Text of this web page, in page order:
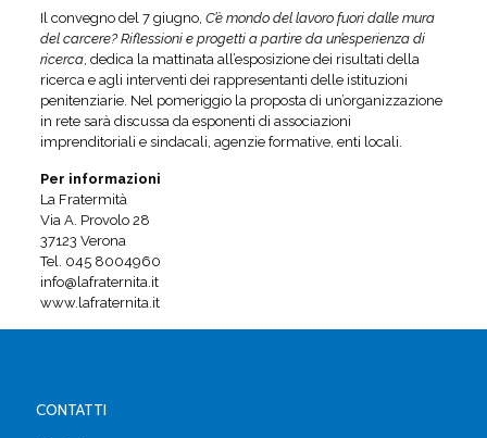
Il convegno del 7 giugno, C’è mondo del lavoro fuori dalle mura
del carcere? Riflessioni e progetti a partire da un’esperienza di
ricerca, dedica la mattinata all’esposizione dei risultati della
ricerca e agli interventi dei rappresentanti delle istituzioni
penitenziarie. Nel pomeriggio la proposta di un’organizzazione
in rete sarà discussa da esponenti di associazioni
imprenditoriali e sindacali, agenzie formative, enti locali.
Per informazioni
La Fratermità
Via A. Provolo 28
37123 Verona
Tel. 045 8004960
info@lafraternita.it
www.lafraternita.it
CONTATTI